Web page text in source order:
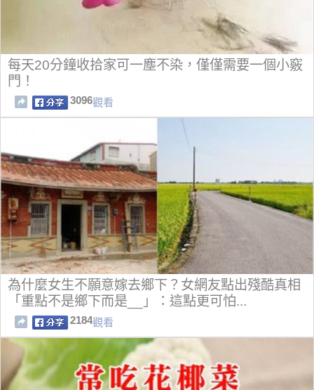
每天20分鐘收拾家可一塵不染，僅僅需要一個小竅
門！
3096觀看
為什麼女生不願意嫁去鄉下？女網友點出殘酷真相
「重點不是鄉下而是__」：這點更可怕...
2184觀看